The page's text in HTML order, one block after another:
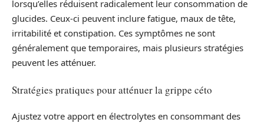
lorsqu’elles réduisent radicalement leur consommation de
glucides. Ceux-ci peuvent inclure fatigue, maux de tête,
irritabilité et constipation. Ces symptômes ne sont
généralement que temporaires, mais plusieurs stratégies
peuvent les atténuer.
Stratégies pratiques pour atténuer la grippe céto
Ajustez votre apport en électrolytes en consommant des